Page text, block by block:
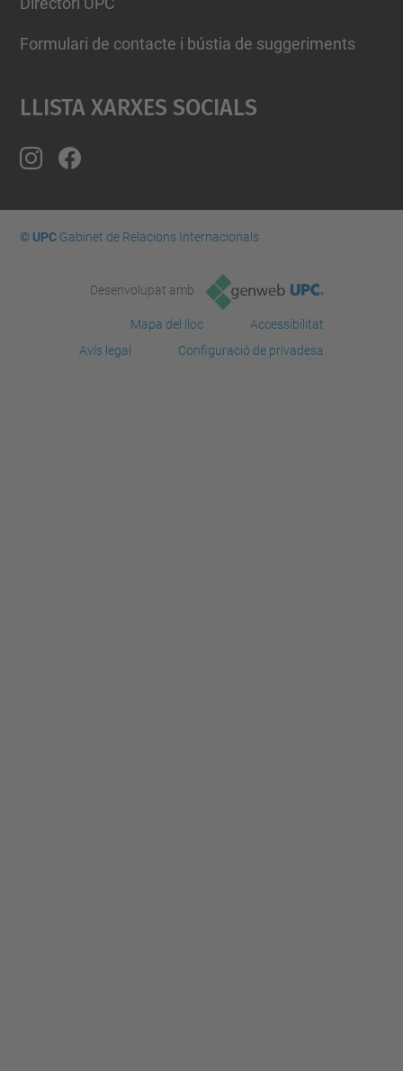
Formulari de contacte i bústia de suggeriments
Llista Xarxes Socials
© UPCGabinet de Relacions Internacionals
Desenvolupat amb
Mapa del lloc
Accessibilitat
Avís legal
Configuració de privadesa